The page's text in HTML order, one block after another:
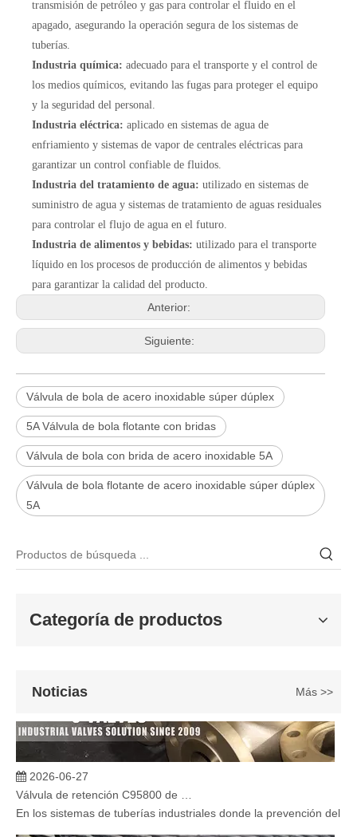
transmisión de petróleo y gas para controlar el fluido en el
apagado, asegurando la operación segura de los sistemas de
tuberías.
Industria química: adecuado para el transporte y el control de
los medios químicos, evitando las fugas para proteger el equipo
y la seguridad del personal.
Industria eléctrica: aplicado en sistemas de agua de
enfriamiento y sistemas de vapor de centrales eléctricas para
garantizar un control confiable de fluidos.
Industria del tratamiento de agua: utilizado en sistemas de
suministro de agua y sistemas de tratamiento de aguas residuales
para controlar el flujo de agua en el futuro.
Industria de alimentos y bebidas: utilizado para el transporte
líquido en los procesos de producción de alimentos y bebidas
para garantizar la calidad del producto.
Anterior:
Siguiente:
Válvula de bola de acero inoxidable súper dúplex
5A Válvula de bola flotante con bridas
Válvula de bola con brida de acero inoxidable 5A
Válvula de bola flotante de acero inoxidable súper dúplex
5A
Categoría de productos
Noticias Más >>
2026-06-15
En los sistemas de tuberías industriales donde se requiere una